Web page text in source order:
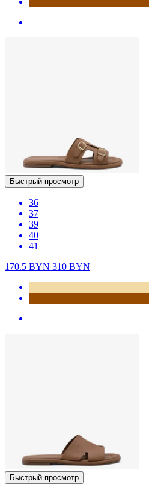
Быстрый просмотр
36
37
39
40
41
170.5 BYN310BYN
Быстрый просмотр